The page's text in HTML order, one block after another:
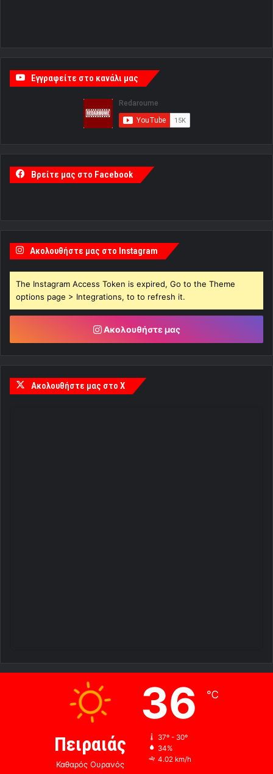
Εγγραφείτε στο κανάλι μας
Βρείτε μας στο Facebook
Ακολουθήστε μας στο Instagram
The Instagram Access Token is expired, Go to the Theme
options page > Integrations, to to refresh it.
Ακολουθήστε μας
Ακολουθήστε μας στο X
Πειραιάς
Καθαρός Ουρανός
36 ℃
37º - 30º
34%
4.02 km/h